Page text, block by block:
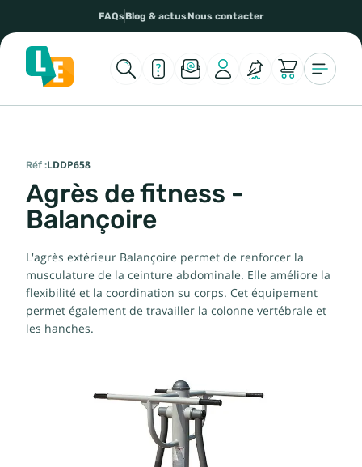
FAQsBlog & actusNous contacter
Réf :LDDP658
Agrès de fitness -
Balançoire
L'agrès extérieur Balançoire permet de renforcer la
musculature de la ceinture abdominale. Elle améliore la
flexibilité et la coordination su corps. Cet équipement
permet également de travailler la colonne vertébrale et
les hanches.